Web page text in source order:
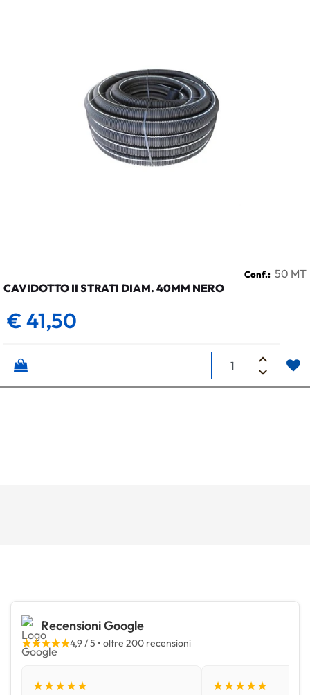
Conf.: 50 MT
CAVIDOTTO II STRATI DIAM. 40MM NERO
€ 41,50
Quantità
Recensioni Google
★★★★★4,9 / 5 • oltre 200 recensioni
★★★★★ ★★★★★